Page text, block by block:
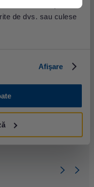
ul nostru. Aceștia le
de dvs. sau culese
Afişare
cu Hb,